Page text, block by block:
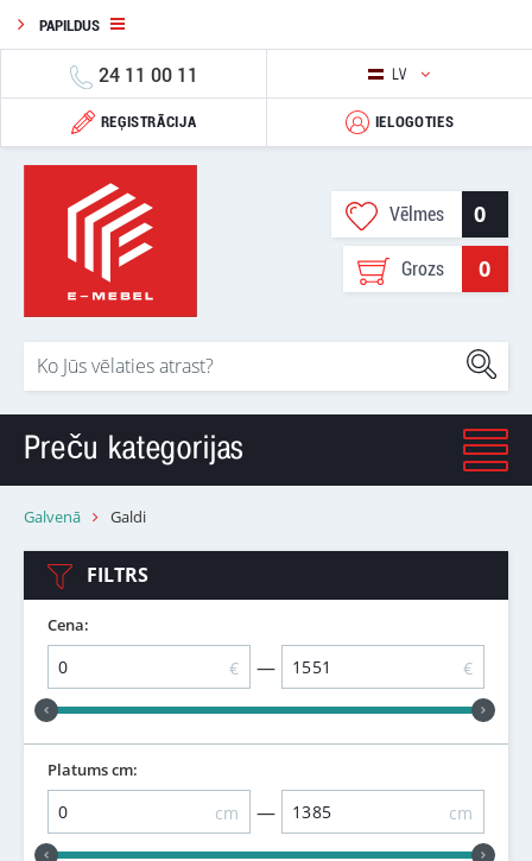
PAPILDUS
24 11 00 11 LV
REĢISTRĀCIJA IELOGOTIES
Vēlmes 0
Grozs 0
Preču kategorijas
Galvenā Galdi
FILTRS
Cena:
€ — €
Platums cm:
cm — cm